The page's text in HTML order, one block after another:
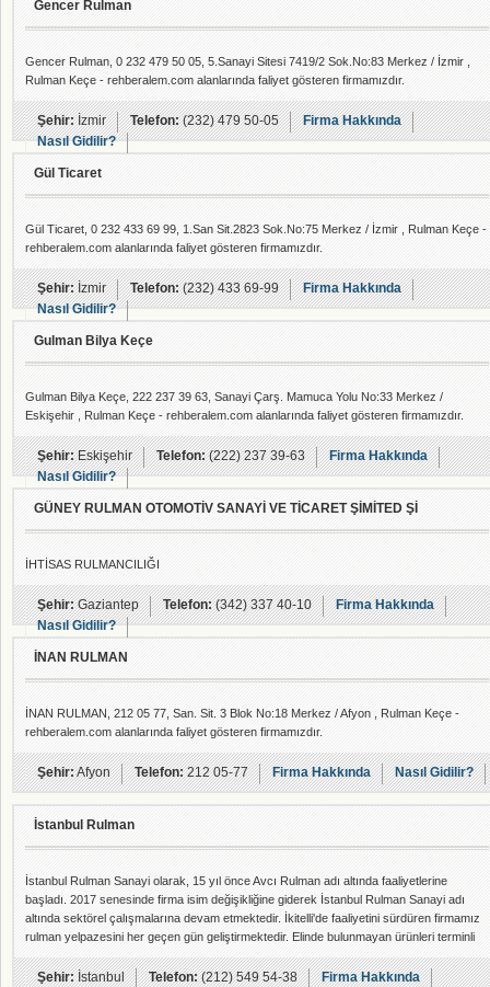
Gencer Rulman
Gencer Rulman, 0 232 479 50 05, 5.Sanayi Sitesi 7419/2 Sok.No:83 Merkez / İzmir ,
Rulman Keçe - rehberalem.com alanlarında faliyet gösteren firmamızdır.
Şehir:İzmir Telefon:(232) 479 50-05
Firma Hakkında
Nasıl Gidilir?
Gül Ticaret
Gül Ticaret, 0 232 433 69 99, 1.San Sit.2823 Sok.No:75 Merkez / İzmir , Rulman Keçe -
rehberalem.com alanlarında faliyet gösteren firmamızdır.
Şehir:İzmir Telefon:(232) 433 69-99
Firma Hakkında
Nasıl Gidilir?
Gulman Bilya Keçe
Gulman Bilya Keçe, 222 237 39 63, Sanayi Çarş. Mamuca Yolu No:33 Merkez /
Eskişehir , Rulman Keçe - rehberalem.com alanlarında faliyet gösteren firmamızdır.
Şehir:Eskişehir Telefon:(222) 237 39-63
Firma Hakkında
Nasıl Gidilir?
GÜNEY RULMAN OTOMOTİV SANAYİ VE TİCARET ŞİMİTED Şİ
İHTİSAS RULMANCILIĞI
Şehir:Gaziantep Telefon:(342) 337 40-10
Firma Hakkında
Nasıl Gidilir?
İNAN RULMAN
İNAN RULMAN, 212 05 77, San. Sit. 3 Blok No:18 Merkez / Afyon , Rulman Keçe -
rehberalem.com alanlarında faliyet gösteren firmamızdır.
Şehir:Afyon Telefon:212 05-77 Firma Hakkında Nasıl Gidilir?
İstanbul Rulman
İstanbul Rulman Sanayi olarak, 15 yıl önce Avcı Rulman adı altında faaliyetlerine
başladı. 2017 senesinde firma isim değişikliğine giderek İstanbul Rulman Sanayi adı
altında sektörel çalışmalarına devam etmektedir. İkitelli'de faaliyetini sürdüren firmamız
rulman yelpazesini her geçen gün geliştirmektedir. Elinde bulunmayan ürünleri terminli
olarak 10-15 iş günü içerisinde tedarik edebilmektedir.
Şehir:İstanbul Telefon:(212) 549 54-38
Firma Hakkında